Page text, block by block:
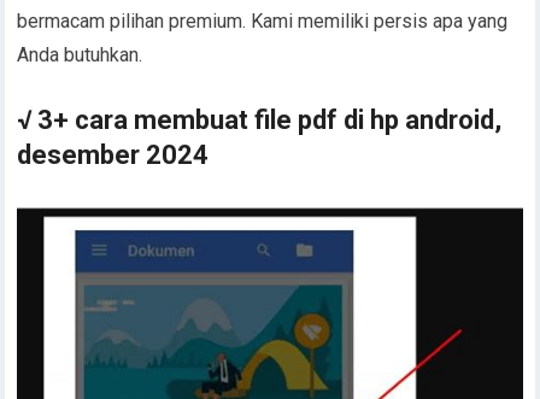
bermacam pilihan premium. Kami memiliki persis apa yang
Anda butuhkan.
√ 3+ cara membuat file pdf di hp android,
desember 2024